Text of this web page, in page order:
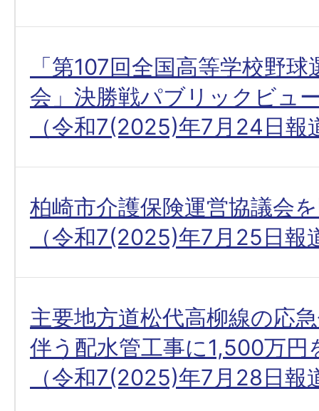
「第107回全国高等学校野
会」決勝戦パブリックビュ
（令和7(2025)年7月24日報
柏崎市介護保険運営協議会
（令和7(2025)年7月25日報
主要地方道松代高柳線の応
伴う配水管工事に1,500万円
（令和7(2025)年7月28日報